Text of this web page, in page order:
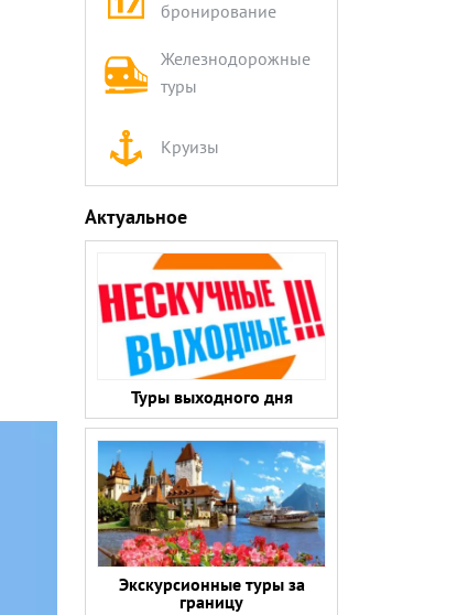
бронирование
Железнодорожные
туры
Круизы
Актуальное
Туры выходного дня
Экскурсионные туры за
границу